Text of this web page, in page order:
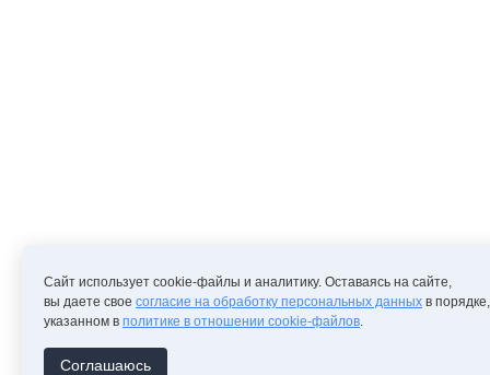
Сайт использует cookie-файлы и аналитику. Оставаясь на сайте,
вы даете свое согласие на обработку персональных данных в порядке,
указанном в политике в отношении cookie-файлов.
Соглашаюсь